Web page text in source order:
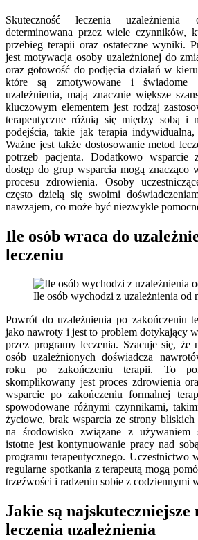
Skuteczność leczenia
determinowana przez wiele czynników,
przebieg terapii oraz ostateczne wyniki.
jest motywacja osoby uzależnionej do
oraz gotowość do podjęcia działań w
które są zmotywowane i świadome
uzależnienia, mają znacznie większe
kluczowym elementem jest rodzaj
terapeutyczne różnią się między sobą i
podejścia, takie jak terapia
Ważne jest także dostosowanie metod
potrzeb pacjenta. Dodatkowo
dostęp do grup wsparcia mogą znacząco
procesu zdrowienia. Osoby
często dzielą się swoimi
nawzajem, co może być niezwykle
Ile osób wraca do
leczeniu
Ile osób wychodzi z uzależnienia od
Powrót do uzależnienia po zakończeniu
jako nawroty i jest to problem dotykający
przez programy leczenia. Szacuje się,
osób uzależnionych doświadcza
roku po zakończeniu terapii. To
skomplikowany jest proces zdrowienia
wsparcie po zakończeniu formalnej
spowodowane różnymi czynnikami,
życiowe, brak wsparcia ze strony bliskich
na środowisko związane z używaniem
istotne jest kontynuowanie pracy nad
programu terapeutycznego. Uczestnictwo
regularne spotkania z terapeutą mogą
trzeźwości i radzeniu sobie z codziennymi
Jakie są najskuteczniejsze
leczenia uzależnienia